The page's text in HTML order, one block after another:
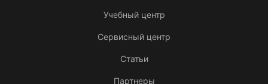
Учебный центр
Сервисный центр
Статьи
Партнеры